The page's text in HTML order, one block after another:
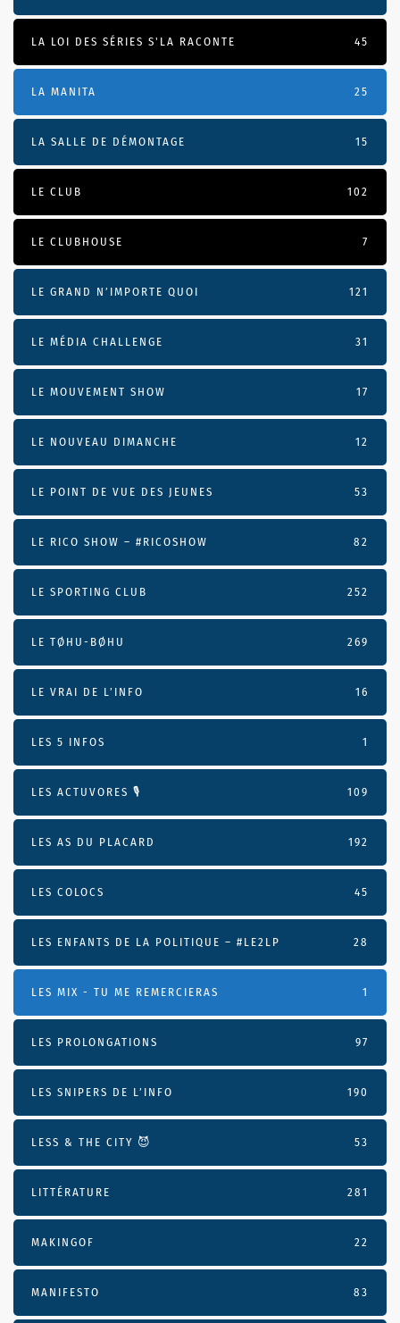
LA LOI DES SÉRIES S'LA RACONTE 45
LA MANITA 25
LA SALLE DE DÉMONTAGE 15
LE CLUB 102
LE CLUBHOUSE 7
LE GRAND N’IMPORTE QUOI 121
LE MÉDIA CHALLENGE 31
LE MOUVEMENT SHOW 17
LE NOUVEAU DIMANCHE 12
LE POINT DE VUE DES JEUNES 53
LE RICO SHOW – #RICOSHOW 82
LE SPORTING CLUB 252
LE TØHU-BØHU 269
LE VRAI DE L’INFO 16
LES 5 INFOS 1
LES ACTUVORES 🎙 109
LES AS DU PLACARD 192
LES COLOCS 45
LES ENFANTS DE LA POLITIQUE – #LE2LP 28
LES MIX - TU ME REMERCIERAS 1
LES PROLONGATIONS 97
LES SNIPERS DE L’INFO 190
LESS & THE CITY 😈 53
LITTÉRATURE 281
MAKINGOF 22
MANIFESTO 83